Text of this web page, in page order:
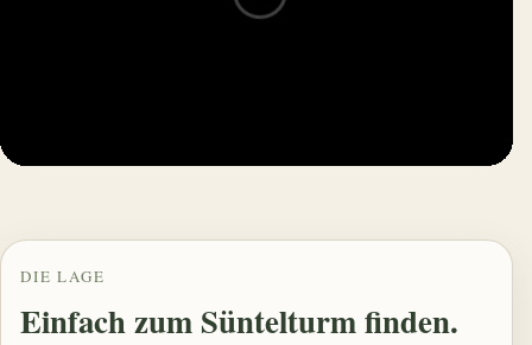
DIE LAGE
Einfach zum Süntelturm finden.